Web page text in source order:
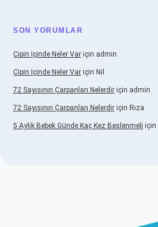
SON YORUMLAR
Çipin Içinde Neler Var için admin
Çipin Içinde Neler Var için Nil
72 Sayısının Çarpanları Nelerdir için admin
72 Sayısının Çarpanları Nelerdir için Rıza
5 Aylık Bebek Günde Kaç Kez Beslenmeli için